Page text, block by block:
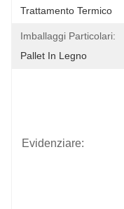
Trattamento Termico
Imballaggi Particolari:
Pallet In Legno
Evidenziare: